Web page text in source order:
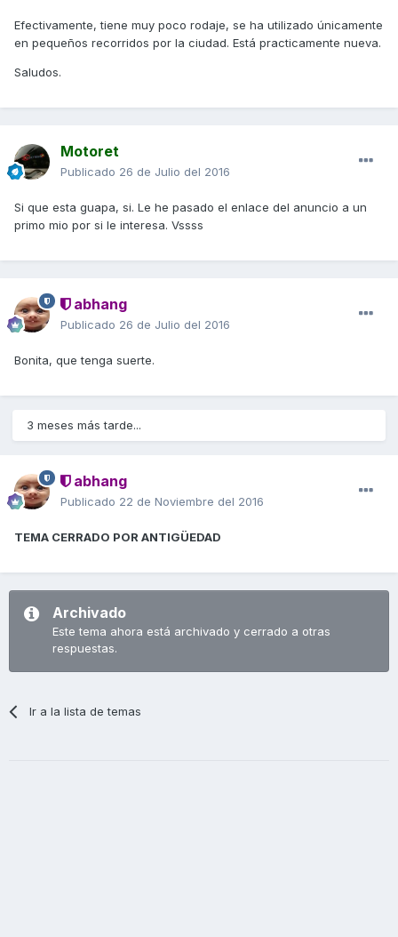
Efectivamente, tiene muy poco rodaje, se ha utilizado únicamente
en pequeños recorridos por la ciudad. Está practicamente nueva.
Saludos.
Motoret
Publicado 26 de Julio del 2016
Si que esta guapa, si. Le he pasado el enlace del anuncio a un
primo mio por si le interesa. Vssss
abhang
Publicado 26 de Julio del 2016
Bonita, que tenga suerte.
3 meses más tarde...
abhang
Publicado 22 de Noviembre del 2016
TEMA CERRADO POR ANTIGÜEDAD
Archivado
Este tema ahora está archivado y cerrado a otras
respuestas.
Ir a la lista de temas